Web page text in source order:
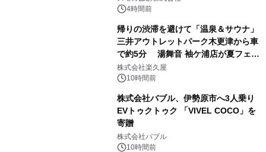
4時間前
帰りの渋滞を避けて「温泉＆サウナ」
三井アウトレットパーク木更津から車
で約5分 湯舞音 袖ケ浦店が夏フェア
メニューを提供
株式会社楽久屋
10時間前
株式会社バブル、伊勢原市へ3人乗り
EVトゥクトゥク 「VIVEL COCO」を
寄贈
株式会社バブル
10時間前